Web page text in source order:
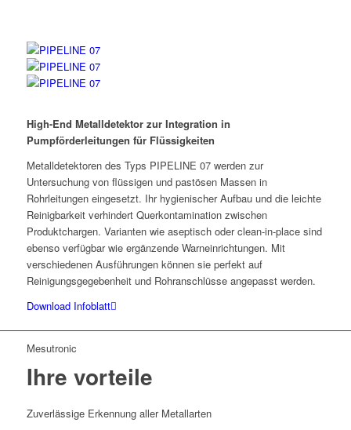
High-End Metalldetektor zur Integration in
Pumpförderleitungen für Flüssigkeiten
Metalldetektoren des Typs PIPELINE 07 werden zur
Untersuchung von flüssigen und pastösen Massen in
Rohrleitungen eingesetzt. Ihr hygienischer Aufbau und die leichte
Reinigbarkeit verhindert Querkontamination zwischen
Produktchargen. Varianten wie aseptisch oder clean-in-place sind
ebenso verfügbar wie ergänzende Warneinrichtungen. Mit
verschiedenen Ausführungen können sie perfekt auf
Reinigungsgegebenheit und Rohranschlüsse angepasst werden.
Download Infoblatt
Mesutronic
Ihre vorteile
Zuverlässige Erkennung aller Metallarten